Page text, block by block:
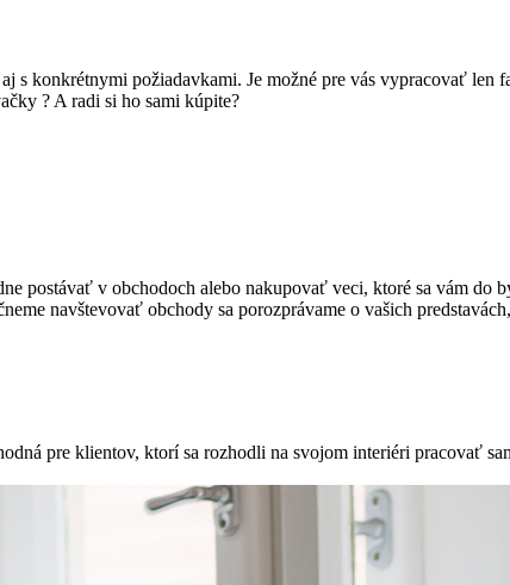
s konkrétnymi požiadavkami. Je možné pre vás vypracovať
? A radi si ho sami kúpite?
postávať v obchodoch alebo nakupovať veci, ktoré sa vám do
navštevovať obchody sa porozprávame o vašich
pre klientov, ktorí sa rozhodli na svojom interiéri pracovať